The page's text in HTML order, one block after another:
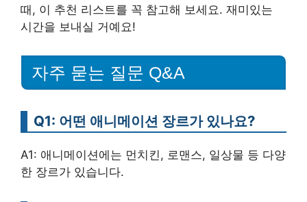
때, 이 추천 리스트를 꼭 참고해 보세요. 재미있는
시간을 보내실 거예요!
자주 묻는 질문 Q&A
Q1: 어떤 애니메이션 장르가 있나요?
A1: 애니메이션에는 먼치킨, 로맨스, 일상물 등 다양
한 장르가 있습니다.